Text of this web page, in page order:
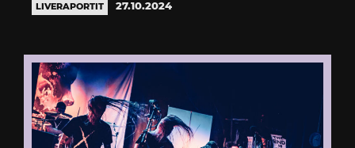
LIVERAPORTIT 27.10.2024